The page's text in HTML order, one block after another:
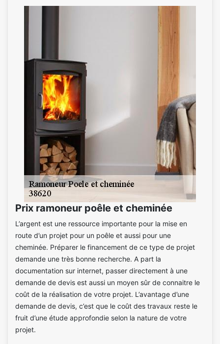
Prix ramoneur poêle et cheminée
L’argent est une ressource importante pour la mise en
route d’un projet pour un poêle et aussi pour une
cheminée. Préparer le financement de ce type de projet
demande une très bonne recherche. A part la
documentation sur internet, passer directement à une
demande de devis est aussi un moyen sûr de connaitre le
coût de la réalisation de votre projet. L’avantage d’une
demande de devis, c’est que le coût des travaux reste le
fruit d’une étude approfondie selon la nature de votre
projet.